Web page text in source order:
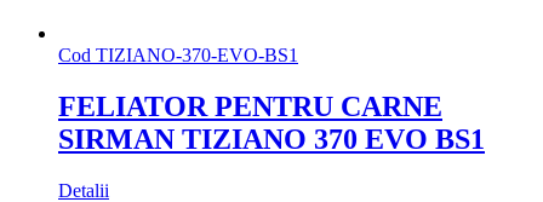
Cod TIZIANO-370-EVO-BS1
FELIATOR PENTRU CARNE
SIRMAN TIZIANO 370 EVO BS1
Detalii